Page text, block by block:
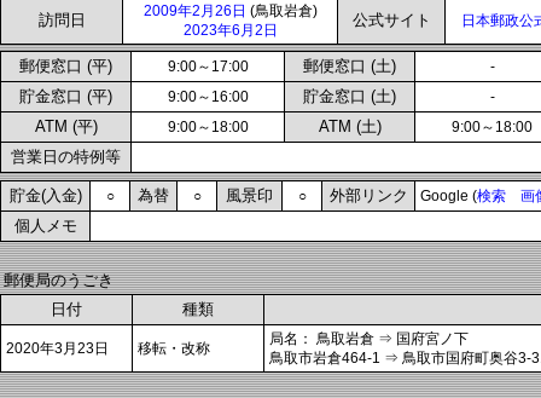
訪問日 2009年2月26日 (鳥取岩倉)
2023年6月2日
公式サイト 日本郵政公
郵便窓口 (平) 9:00～17:00 郵便窓口 (土) -
貯金窓口 (平) 9:00～16:00 貯金窓口 (土) -
ATM (平) 9:00～18:00 ATM (土) 9:00～18:00
営業日の特例等
貯金(入金) ○ 為替 ○ 風景印 ○ 外部リンク Google (検索 画
個人メモ
郵便局のうごき
日付
種類
2020年3月23日 移転・改称
局名： 鳥取岩倉 ⇒ 国府宮ノ下
鳥取市岩倉464-1 ⇒ 鳥取市国府町奥谷3-